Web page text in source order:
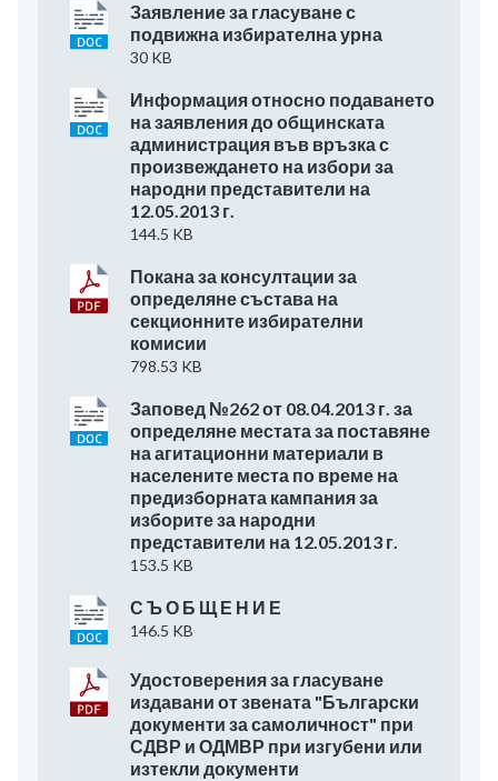
Заявление за гласуване с
подвижна избирателна урна
30 KB
Информация относно подаването
на заявления до общинската
администрация във връзка с
произвеждането на избори за
народни представители на
12.05.2013 г.
144.5 KB
Покана за консултации за
определяне състава на
секционните избирателни
комисии
798.53 KB
Заповед №262 от 08.04.2013 г. за
определяне местата за поставяне
на агитационни материали в
населените места по време на
предизборната кампания за
изборите за народни
представители на 12.05.2013 г.
153.5 KB
С Ъ О Б Щ Е Н И Е
146.5 KB
Удостоверения за гласуване
издавани от звената "Български
документи за самоличност" при
СДВР и ОДМВР при изгубени или
изтекли документи